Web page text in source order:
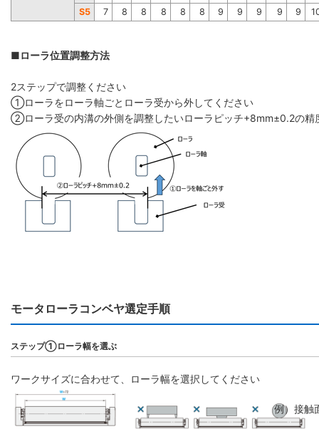
S5
7 8 8 8 8 8 9 9 9 9 9
■ローラ位置調整方法
2ステップで調整ください
①ローラをローラ軸ごとローラ受から外してください
②ローラ受の内溝の外側を調整したいローラピッチ+8mm±0.2の精
モータローラコンベヤ選定手順
ステップ①ローラ幅を選ぶ
ワークサイズに合わせて、ローラ幅を選択してください
例）接触